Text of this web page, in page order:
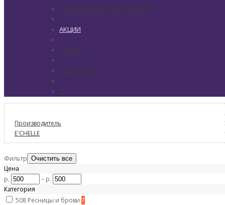
ИНФОРМАЦИЯ ДЛЯ КЛИЕНТОВ
АКЦИИ
АДРЕСА
СЕМИНАРЫ
⇆
Производитель
E'CHELLE
Фильтр
Цена
р.
– р.
Категория
508 Ресницы и брови 7